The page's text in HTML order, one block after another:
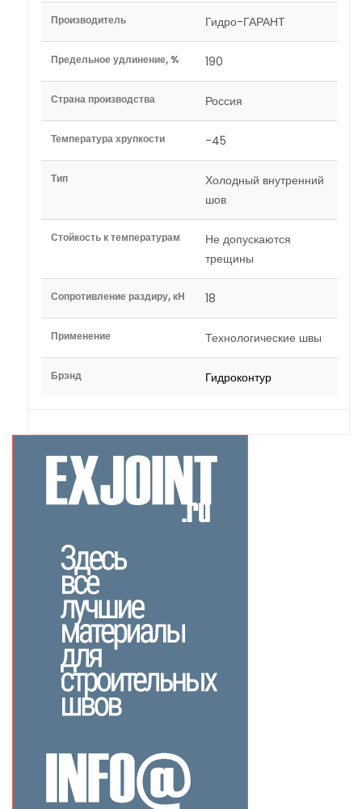
Производитель Гидро-ГАРАНТ
Предельное удлинение, % 190
Страна производства Россия
Температура хрупкости -45
Тип
Холодный внутренний
шов
Стойкость к температурам
Не допускаются
трещины
Сопротивление раздиру, кН 18
Применение Технологические швы
Брэнд Гидроконтур